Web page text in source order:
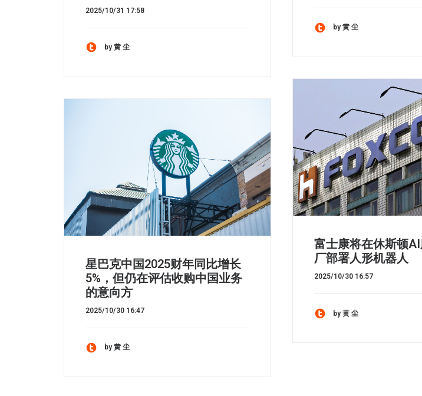
2025/10/31 17:58
by 黄 尘
by 黄 尘
富士康将在休斯顿
厂部署人形机器人
2025/10/30 16:57
by 黄 尘
星巴克中国2025财年同比增长
5%，但仍在评估收购中国业务
的意向方
2025/10/30 16:47
by 黄 尘